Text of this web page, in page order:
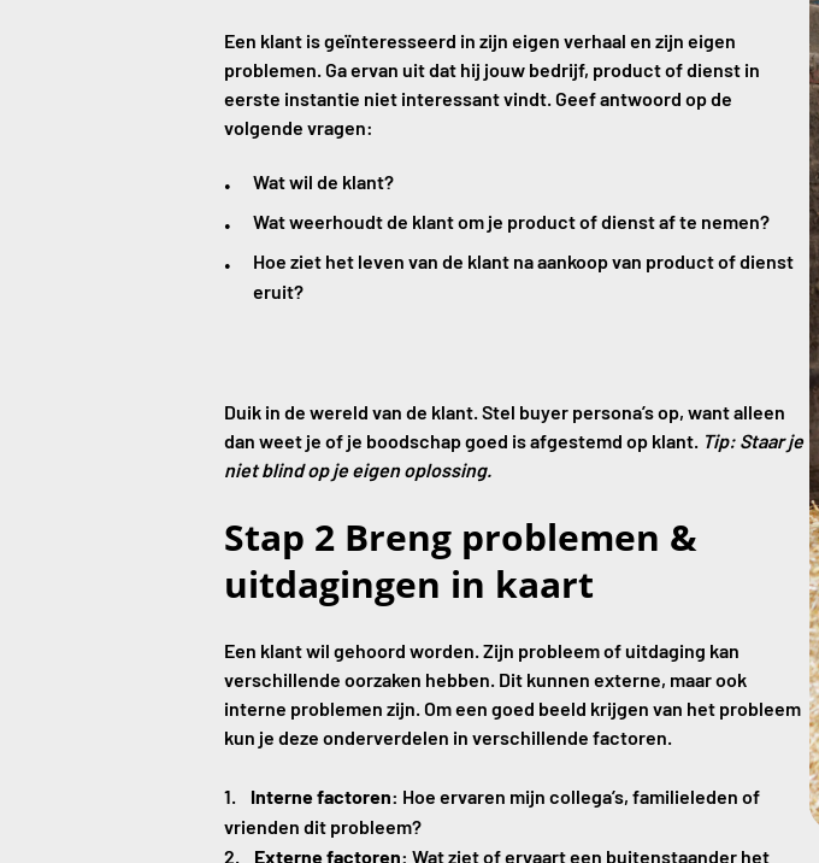
Een klant is geïnteresseerd in zijn eigen verhaal en zijn eigen
problemen. Ga ervan uit dat hij jouw bedrijf, product of dienst in
eerste instantie niet interessant vindt. Geef antwoord op de
volgende vragen:
Wat wil de klant?
Wat weerhoudt de klant om je product of dienst af te nemen?
Hoe ziet het leven van de klant na aankoop van product of dienst
eruit?
Duik in de wereld van de klant. Stel buyer persona’s op, want alleen
dan weet je of je boodschap goed is afgestemd op klant. Tip: Staar je
niet blind op je eigen oplossing.
Stap 2 Breng problemen &
uitdagingen in kaart
Een klant wil gehoord worden. Zijn probleem of uitdaging kan
verschillende oorzaken hebben. Dit kunnen externe, maar ook
interne problemen zijn. Om een goed beeld krijgen van het probleem
kun je deze onderverdelen in verschillende factoren.
Interne factoren: Hoe ervaren mijn collega’s, familieleden of
vrienden dit probleem?
Externe factoren: Wat ziet of ervaart een buitenstaander het